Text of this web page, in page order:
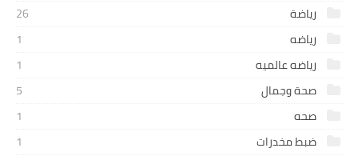
رياضة
26
رياضه
1
رياضه عالميه
1
صحة وجمال
5
صحه
1
ضبط مخدرات
1